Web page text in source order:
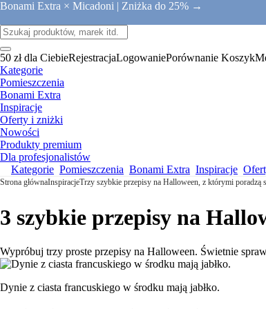
Bonami Extra × Micadoni | Zniżka do 25% →
50 zł dla CiebieRejestracjaLogowaniePorównanie Koszyk
Kategorie
Pomieszczenia
Bonami Extra
Inspiracje
Oferty i zniżki
Nowości
Produkty premium
Dla profesjonalistów
Kategorie Pomieszczenia Bonami Extra Inspiracje
Strona głównaInspiracjeTrzy szybkie przepisy na Halloween, z którymi poradzą
3 szybkie przepisy na
Wypróbuj trzy proste przepisy na Halloween. Świetnie
Dynie z ciasta francuskiego w środku mają jabłko.